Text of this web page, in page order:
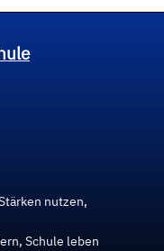
nutzen,
Schule leben